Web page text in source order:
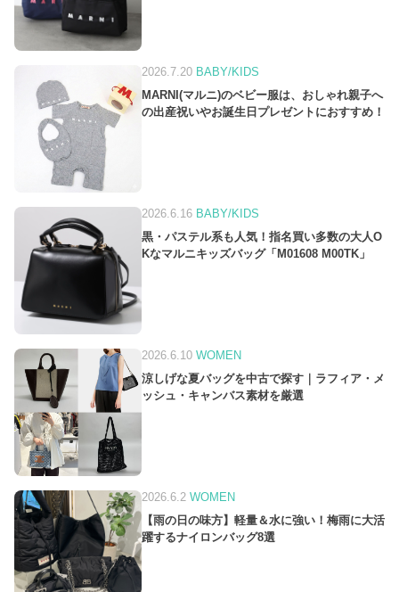
2026.7.20 BABY/KIDS
MARNI(マルニ)のベビー服は、おしゃれ親子へ
の出産祝いやお誕生日プレゼントにおすすめ！
2026.6.16 BABY/KIDS
黒・パステル系も人気！指名買い多数の大人O
Kなマルニキッズバッグ「M01608 M00TK」
2026.6.10 WOMEN
涼しげな夏バッグを中古で探す｜ラフィア・メ
ッシュ・キャンバス素材を厳選
2026.6.2 WOMEN
【雨の日の味方】軽量＆水に強い！梅雨に大活
躍するナイロンバッグ8選